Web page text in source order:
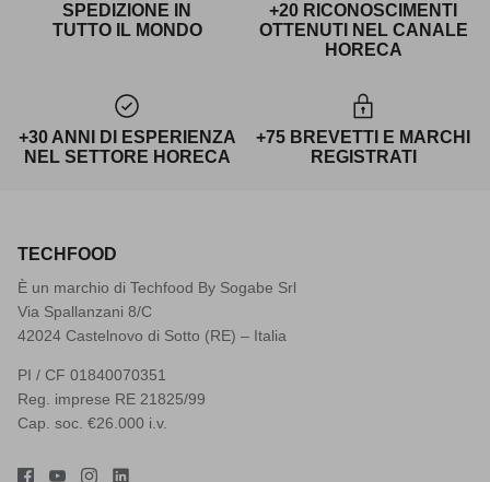
SPEDIZIONE IN
TUTTO IL MONDO
+20 RICONOSCIMENTI
OTTENUTI NEL CANALE
HORECA
+30 ANNI DI ESPERIENZA
NEL SETTORE HORECA
+75 BREVETTI E MARCHI
REGISTRATI
TECHFOOD
È un marchio di Techfood By Sogabe Srl
Via Spallanzani 8/C
42024 Castelnovo di Sotto (RE) – Italia
PI / CF 01840070351
Reg. imprese RE 21825/99
Cap. soc. €26.000 i.v.